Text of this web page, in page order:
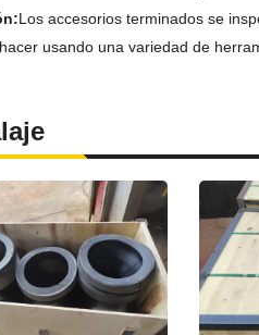
Los accesorios terminados se
usando una variedad de